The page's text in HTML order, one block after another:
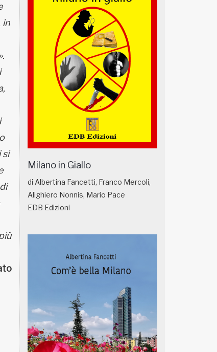
in
si
Milano in Giallo
di Albertina Fancetti, Franco Mercoli,
Alighiero Nonnis, Mario Pace
EDB Edizioni